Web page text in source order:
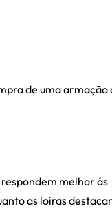
de uma armação
melhor ás
as loiras